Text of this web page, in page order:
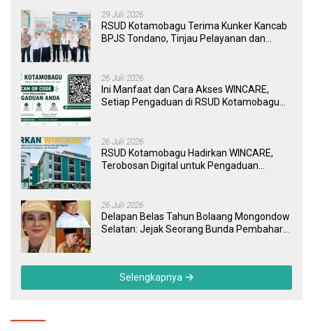
29 Juli 2026
RSUD Kotamobagu Terima Kunker Kancab
BPJS Tondano, Tinjau Pelayanan dan
26 Juli 2026
Ini Manfaat dan Cara Akses WINCARE,
Setiap Pengaduan di RSUD Kotamobagu
26 Juli 2026
RSUD Kotamobagu Hadirkan WINCARE,
Terobosan Digital untuk Pengaduan
26 Juli 2026
Delapan Belas Tahun Bolaang Mongondow
Selatan: Jejak Seorang Bunda Pembaharu
Selengkapnya